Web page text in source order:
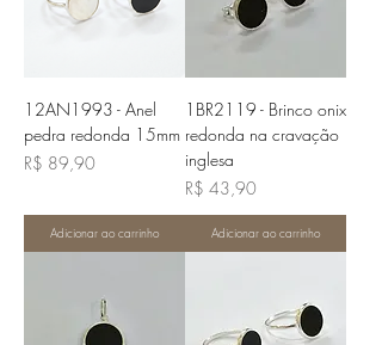
12AN1993 - Anel
pedra redonda 15mm
Preço
R$ 89,90
Adicionar ao carrinho
1BR2119 - Brinco onix
redonda na cravação
inglesa
Preço
R$ 43,90
Adicionar ao carrinho